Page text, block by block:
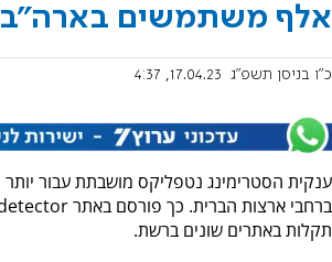
אלף משתמשים בארה"ב
כ"ו בניסן תשפ"ג 17.04.23, 4:37
תקלות באתרים שונים ברשת.